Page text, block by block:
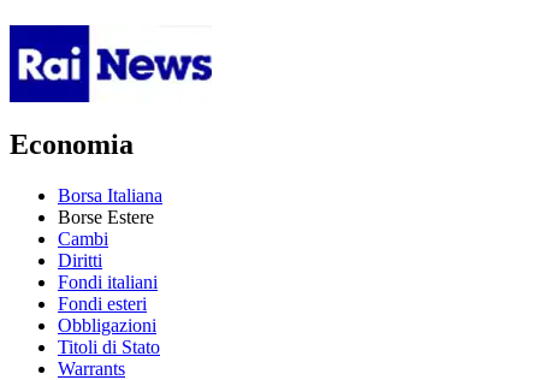
Economia
Borsa Italiana
Borse Estere
Cambi
Diritti
Fondi italiani
Fondi esteri
Obbligazioni
Titoli di Stato
Warrants